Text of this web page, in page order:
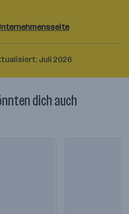
Juli 2026
dich auch